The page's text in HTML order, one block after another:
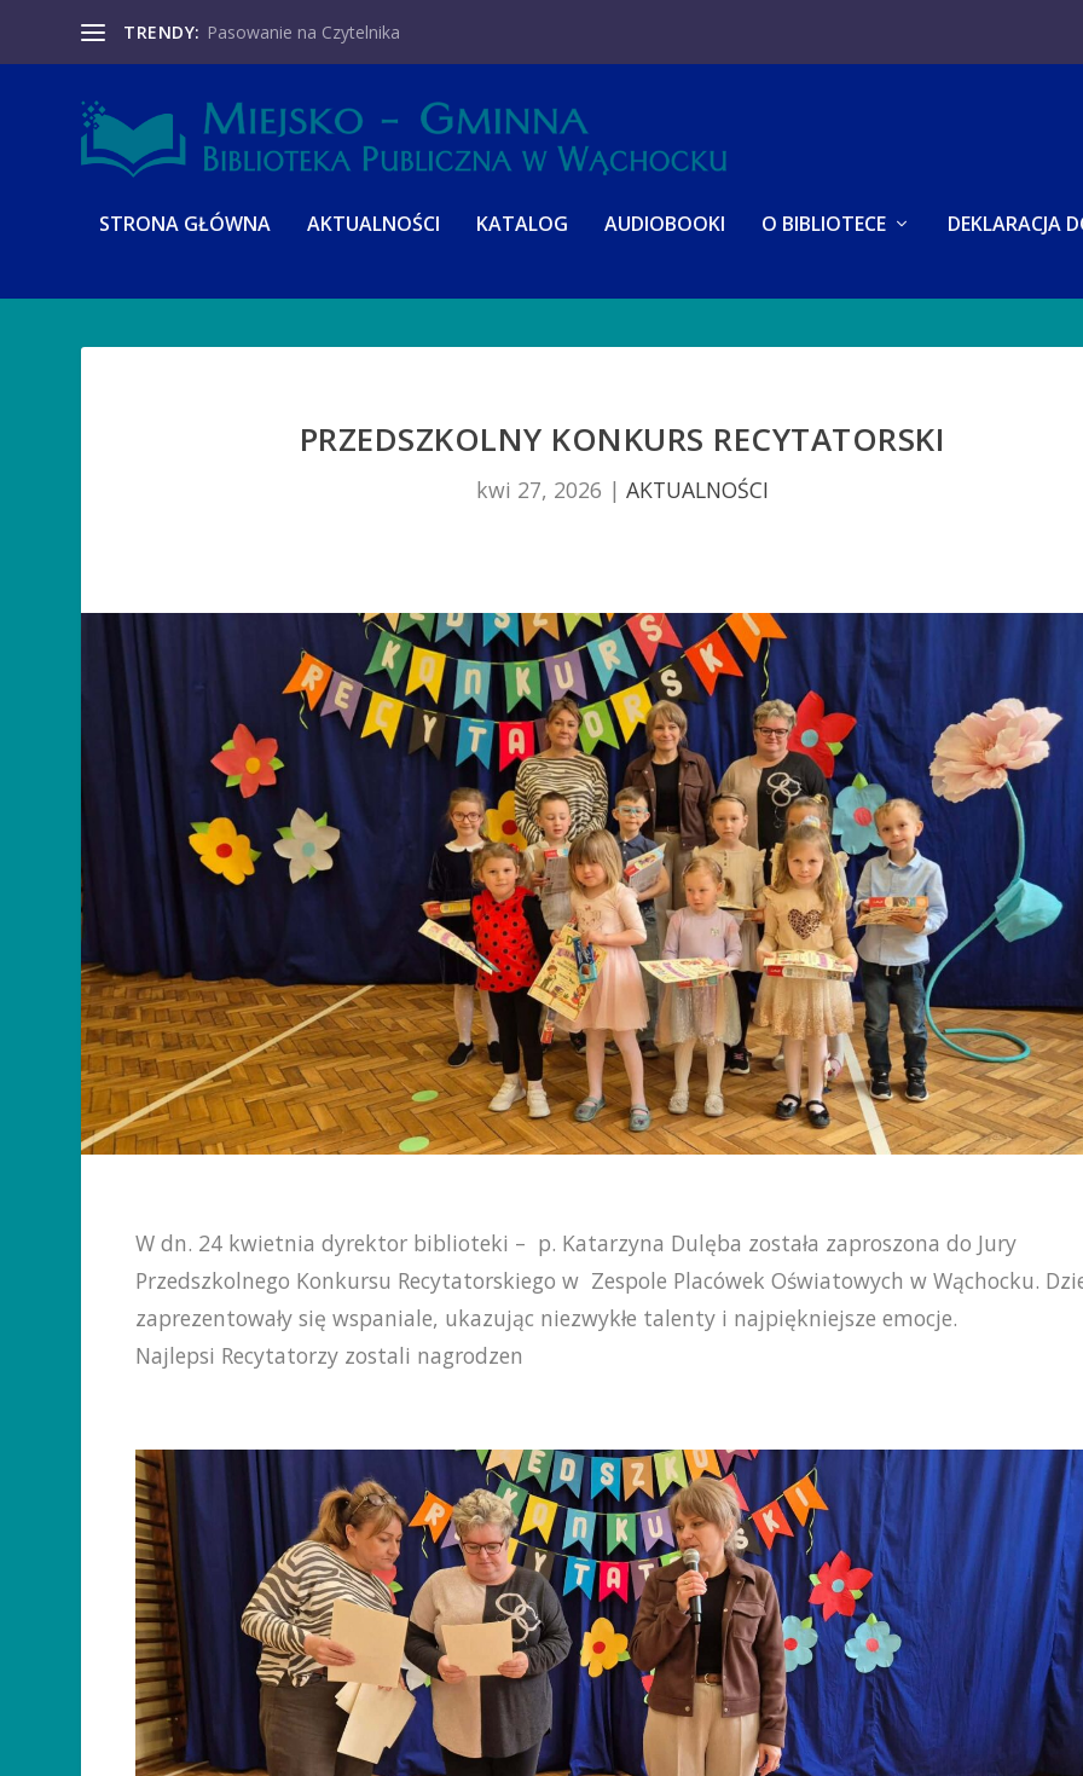
TRENDY: Pasowanie na Czytelnika
STRONA GŁÓWNA AKTUALNOŚCI KATALOG AUDIOBOOKI O BIBLIOTECE DEKLARACJA
PRZEDSZKOLNY KONKURS RECYTATORSKI
kwi 27, 2026 | AKTUALNOŚCI
W dn. 24 kwietnia dyrektor biblioteki – p. Katarzyna Dulęba została zaproszona do Jury
Przedszkolnego Konkursu Recytatorskiego w Zespole Placówek Oświatowych w Wąchocku.
zaprezentowały się wspaniale, ukazując niezwykłe talenty i najpiękniejsze emocje.
Najlepsi Recytatorzy zostali nagrodzen